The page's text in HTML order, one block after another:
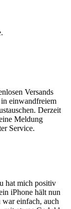
Versands
einwandfreiem
Derzeit
Meldung
Service.
hat mich positiv
iPhone hält nun
einfach, auch